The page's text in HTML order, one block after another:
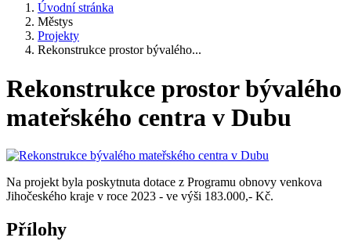
Úvodní stránka
Městys
Projekty
Rekonstrukce prostor bývalého...
Rekonstrukce prostor bývalého
mateřského centra v Dubu
Na projekt byla poskytnuta dotace z Programu obnovy venkova
Jihočeského kraje v roce 2023 - ve výši 183.000,- Kč.
Přílohy